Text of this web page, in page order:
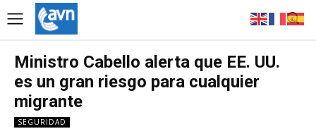
Ministro Cabello alerta que EE. UU.
es un gran riesgo para cualquier
migrante
SEGURIDAD